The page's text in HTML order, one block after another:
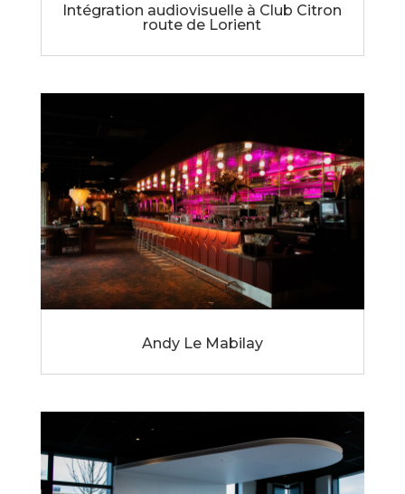
Intégration audiovisuelle à Club Citron
route de Lorient
Andy Le Mabilay